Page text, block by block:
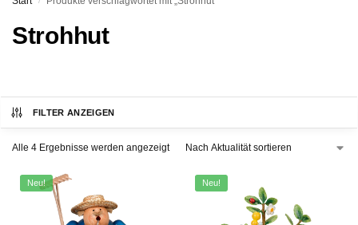
Strohhut
FILTER ANZEIGEN
Alle 4 Ergebnisse werden angezeigt
Neu! Neu!